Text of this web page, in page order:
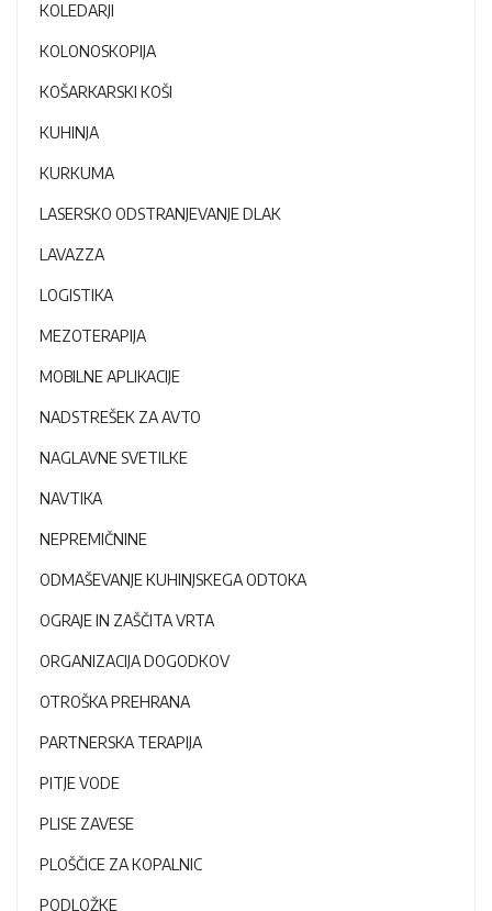
KOLEDARJI
KOLONOSKOPIJA
KOŠARKARSKI KOŠI
KUHINJA
KURKUMA
LASERSKO ODSTRANJEVANJE DLAK
LAVAZZA
LOGISTIKA
MEZOTERAPIJA
MOBILNE APLIKACIJE
NADSTREŠEK ZA AVTO
NAGLAVNE SVETILKE
NAVTIKA
NEPREMIČNINE
ODMAŠEVANJE KUHINJSKEGA ODTOKA
OGRAJE IN ZAŠČITA VRTA
ORGANIZACIJA DOGODKOV
OTROŠKA PREHRANA
PARTNERSKA TERAPIJA
PITJE VODE
PLISE ZAVESE
PLOŠČICE ZA KOPALNIC
PODLOŽKE